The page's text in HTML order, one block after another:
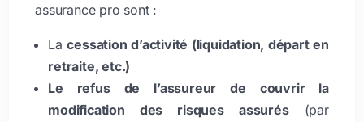
assurance pro sont :
Lacessation d’activité (liquidation, départ en
retraite, etc.)
Le refus de l’assureur de couvrir la
modification des risques assurés(par